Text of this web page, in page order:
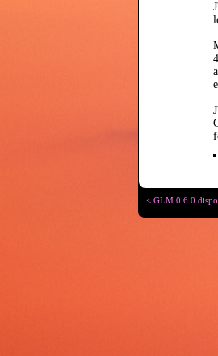
< GLM 0.6.0